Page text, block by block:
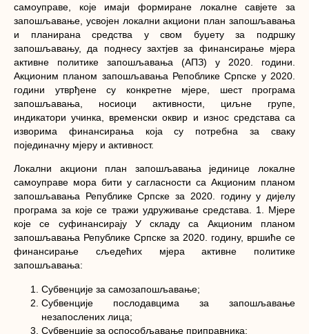
самоуправе, које имаји формиране локалне савјете за
запошљавање, усвојен локални акциони план запошљавања
и планирана средства у свом буџету за подршку
запошљавању, да поднесу захтјев за финансирање мјера
активне политике запошљавања (АПЗ) у 2020. години.
Акционим планом запошљавања Репоблике Српске у 2020.
години утврђене су конкретне мјере, шест програма
запошљавања, носиоци активности, циљне групе,
индикатори учинка, временски оквир и износ средстава са
изворима финансирања која су потребна за сваку
појединачну мјеру и активност.
Локални акциони план запошљавања јединице локалне
самоуправе мора бити у сагласности са Акционим планом
запошљавања Републике Српске за 2020. годину у дијелу
програма за које се тражи удруживање средстава. 1. Мјере
које се суфинансирају У складу са Акционим планом
запошљавања Републике Српске за 2020. годину, вршиће се
финансирање сљедећих мјера активне политике
запошљавања:
Субвенције за самозапошљавање;
Субвенције послодавцима за запошљавање
незапослених лица;
Субвенције за оспособљавање приправника;